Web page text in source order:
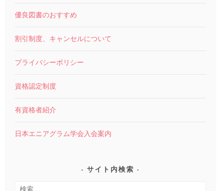
優良図書のおすすめ
割引制度、キャンセルについて
プライバシーポリシー
資格認定制度
有資格者紹介
日本エニアグラム学会入会案内
サイト内検索
検